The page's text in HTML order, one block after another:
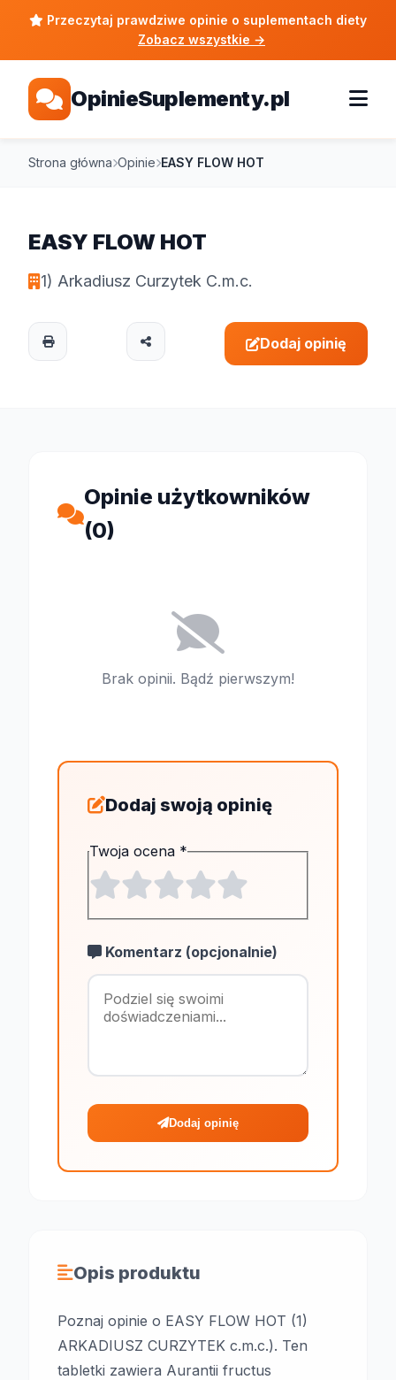
Przeczytaj prawdziwe opinie o suplementach diety
Zobacz wszystkie →
OpinieSuplementy.pl
Strona główna Opinie EASY FLOW HOT
EASY FLOW HOT
1) Arkadiusz Curzytek C.m.c.
Dodaj opinię
Opinie użytkowników
(0)
Brak opinii. Bądź pierwszym!
Dodaj swoją opinię
Twoja ocena *
Komentarz (opcjonalnie)
Maksymalnie
Dodaj opinię
Opis produktu
Poznaj opinie o EASY FLOW HOT (1)
ARKADIUSZ CURZYTEK c.m.c.). Ten
tabletki zawiera Aurantii fructus